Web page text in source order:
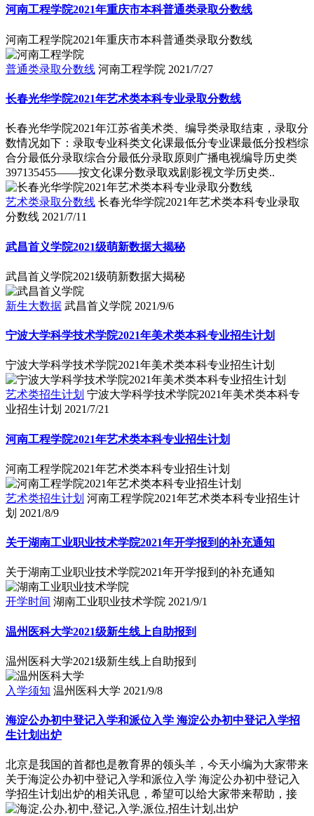
河南工程学院2021年重庆市本科普通类录取分数线
河南工程学院2021年重庆市本科普通类录取分数线
普通类录取分数线 河南工程学院 2021/7/27
长春光华学院2021年艺术类本科专业录取分数线
长春光华学院2021年江苏省美术类、编导类录取结束，录取分
数情况如下：录取专业科类文化课最低分专业课最低分投档综
合分最低分录取综合分最低分录取原则广播电视编导历史类
397135455――按文化课分数录取戏剧影视文学历史类..
艺术类录取分数线 长春光华学院2021年艺术类本科专业录取
分数线 2021/7/11
武昌首义学院2021级萌新数据大揭秘
武昌首义学院2021级萌新数据大揭秘
新生大数据 武昌首义学院 2021/9/6
宁波大学科学技术学院2021年美术类本科专业招生计划
宁波大学科学技术学院2021年美术类本科专业招生计划
艺术类招生计划 宁波大学科学技术学院2021年美术类本科专
业招生计划 2021/7/21
河南工程学院2021年艺术类本科专业招生计划
河南工程学院2021年艺术类本科专业招生计划
艺术类招生计划 河南工程学院2021年艺术类本科专业招生计
划 2021/8/9
关于湖南工业职业技术学院2021年开学报到的补充通知
关于湖南工业职业技术学院2021年开学报到的补充通知
开学时间 湖南工业职业技术学院 2021/9/1
温州医科大学2021级新生线上自助报到
温州医科大学2021级新生线上自助报到
入学须知 温州医科大学 2021/9/8
海淀公办初中登记入学和派位入学 海淀公办初中登记入学招
生计划出炉
北京是我国的首都也是教育界的领头羊，今天小编为大家带来
关于海淀公办初中登记入学和派位入学 海淀公办初中登记入
学招生计划出炉的相关讯息，希望可以给大家带来帮助，接